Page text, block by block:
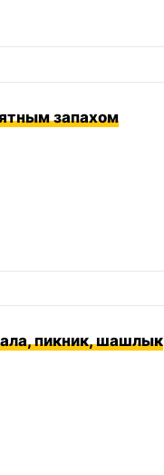
запахом
пикник, шашлык